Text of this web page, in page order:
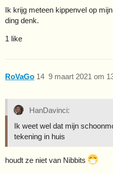
Ik krijg meteen kippenvel op
ding denk.
1 like
RoVaGo 9 maart 2021 om
14
HanDavinci:
Ik weet wel dat mijn
tekening in huis
houdt ze niet van Nibbits